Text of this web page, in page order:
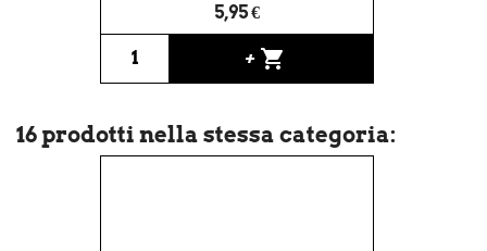
5,95 €
+ shopping_cart
16 prodotti nella stessa categoria: